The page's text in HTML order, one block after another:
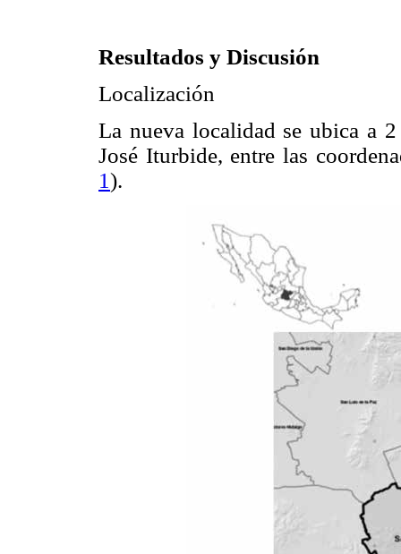
Resultados y Discusión
Localización
La nueva localidad se ubica a
José Iturbide, entre las
1).